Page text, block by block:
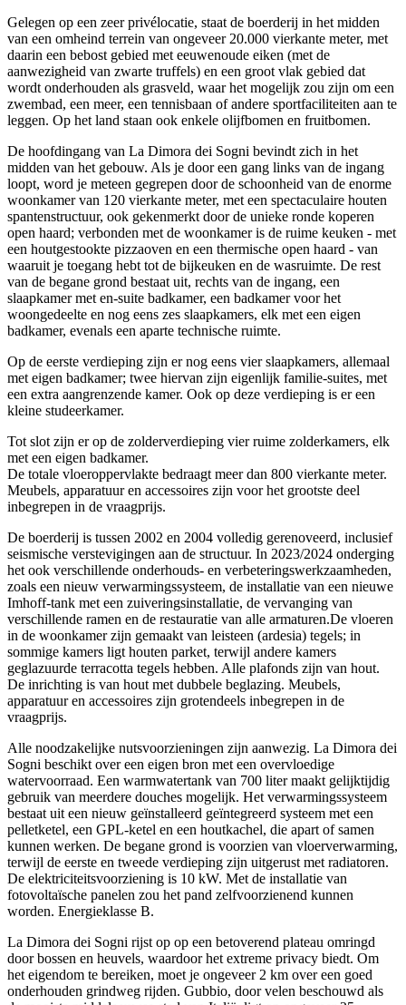
Gelegen op een zeer privélocatie, staat de boerderij in het midden
van een omheind terrein van ongeveer 20.000 vierkante meter, met
daarin een bebost gebied met eeuwenoude eiken (met de
aanwezigheid van zwarte truffels) en een groot vlak gebied dat
wordt onderhouden als grasveld, waar het mogelijk zou zijn om een
zwembad, een meer, een tennisbaan of andere sportfaciliteiten aan te
leggen. Op het land staan ook enkele olijfbomen en fruitbomen.
De hoofdingang van La Dimora dei Sogni bevindt zich in het
midden van het gebouw. Als je door een gang links van de ingang
loopt, word je meteen gegrepen door de schoonheid van de enorme
woonkamer van 120 vierkante meter, met een spectaculaire houten
spantenstructuur, ook gekenmerkt door de unieke ronde koperen
open haard; verbonden met de woonkamer is de ruime keuken - met
een houtgestookte pizzaoven en een thermische open haard - van
waaruit je toegang hebt tot de bijkeuken en de wasruimte. De rest
van de begane grond bestaat uit, rechts van de ingang, een
slaapkamer met en-suite badkamer, een badkamer voor het
woongedeelte en nog eens zes slaapkamers, elk met een eigen
badkamer, evenals een aparte technische ruimte.
Op de eerste verdieping zijn er nog eens vier slaapkamers, allemaal
met eigen badkamer; twee hiervan zijn eigenlijk familie-suites, met
een extra aangrenzende kamer. Ook op deze verdieping is er een
kleine studeerkamer.
Tot slot zijn er op de zolderverdieping vier ruime zolderkamers, elk
met een eigen badkamer.
De totale vloeroppervlakte bedraagt meer dan 800 vierkante meter.
Meubels, apparatuur en accessoires zijn voor het grootste deel
inbegrepen in de vraagprijs.
De boerderij is tussen 2002 en 2004 volledig gerenoveerd, inclusief
seismische verstevigingen aan de structuur. In 2023/2024 onderging
het ook verschillende onderhouds- en verbeteringswerkzaamheden,
zoals een nieuw verwarmingssysteem, de installatie van een nieuwe
Imhoff-tank met een zuiveringsinstallatie, de vervanging van
verschillende ramen en de restauratie van alle armaturen.De vloeren
in de woonkamer zijn gemaakt van leisteen (ardesia) tegels; in
sommige kamers ligt houten parket, terwijl andere kamers
geglazuurde terracotta tegels hebben. Alle plafonds zijn van hout.
De inrichting is van hout met dubbele beglazing. Meubels,
apparatuur en accessoires zijn grotendeels inbegrepen in de
vraagprijs.
Alle noodzakelijke nutsvoorzieningen zijn aanwezig. La Dimora dei
Sogni beschikt over een eigen bron met een overvloedige
watervoorraad. Een warmwatertank van 700 liter maakt gelijktijdig
gebruik van meerdere douches mogelijk. Het verwarmingssysteem
bestaat uit een nieuw geïnstalleerd geïntegreerd systeem met een
pelletketel, een GPL-ketel en een houtkachel, die apart of samen
kunnen werken. De begane grond is voorzien van vloerverwarming,
terwijl de eerste en tweede verdieping zijn uitgerust met radiatoren.
De elektriciteitsvoorziening is 10 kW. Met de installatie van
fotovoltaïsche panelen zou het pand zelfvoorzienend kunnen
worden. Energieklasse B.
La Dimora dei Sogni rijst op op een betoverend plateau omringd
door bossen en heuvels, waardoor het extreme privacy biedt. Om
het eigendom te bereiken, moet je ongeveer 2 km over een goed
onderhouden grindweg rijden. Gubbio, door velen beschouwd als